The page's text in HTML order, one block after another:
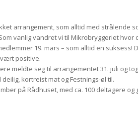
arrangement, som alltid med
vanlig vandret vi til Mikrobryggeriet
19. mars – som alltid en
positive.
meldte seg til arrangementet 31. juli
kortreist mat og Festnings-øl til.
på Rådhuset, med ca. 100 deltagere